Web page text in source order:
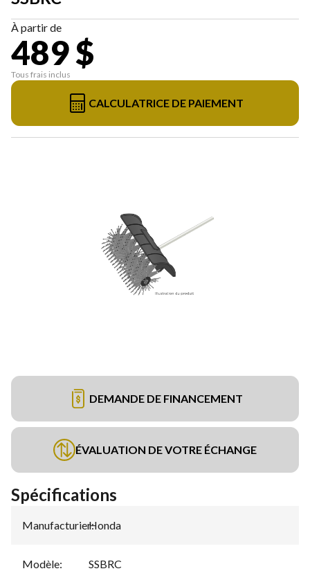
À partir de
489 $
Tous frais inclus
CALCULATRICE DE PAIEMENT
DEMANDE DE FINANCEMENT
ÉVALUATION DE VOTRE ÉCHANGE
Spécifications
Manufacturier:
Honda
Modèle: SSBRC